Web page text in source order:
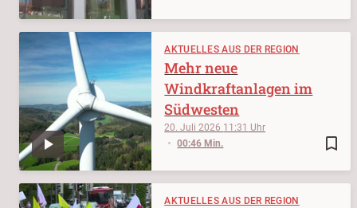
AKTUELLES AUS DER REGION
bookmark_border
20. Juli 2026 11:31
00:46 Min.
Mehr neue
Windkraftanlagen im
Südwesten
AKTUELLES AUS DER REGION